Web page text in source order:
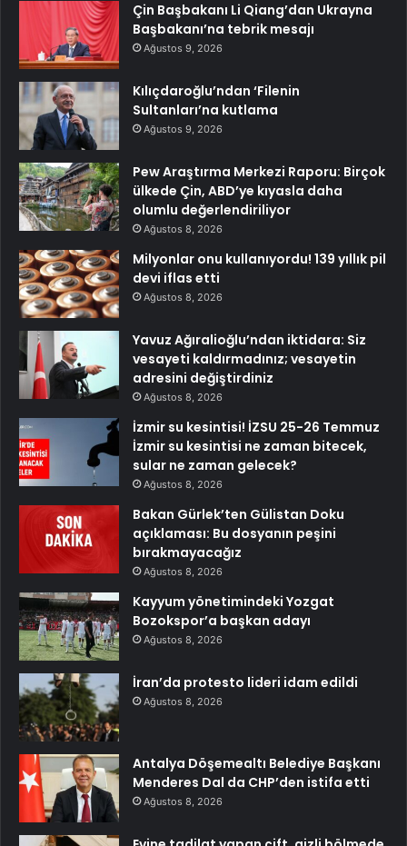
Çin Başbakanı Li Qiang’dan Ukrayna
Başbakanı’na tebrik mesajı
Ağustos 9, 2026
Kılıçdaroğlu’ndan ‘Filenin
Sultanları’na kutlama
Ağustos 9, 2026
Pew Araştırma Merkezi Raporu: Birçok
ülkede Çin, ABD’ye kıyasla daha
olumlu değerlendiriliyor
Ağustos 8, 2026
Milyonlar onu kullanıyordu! 139 yıllık pil
devi iflas etti
Ağustos 8, 2026
Yavuz Ağıralioğlu’ndan iktidara: Siz
vesayeti kaldırmadınız; vesayetin
adresini değiştirdiniz
Ağustos 8, 2026
İzmir su kesintisi! İZSU 25-26 Temmuz
İzmir su kesintisi ne zaman bitecek,
sular ne zaman gelecek?
Ağustos 8, 2026
Bakan Gürlek’ten Gülistan Doku
açıklaması: Bu dosyanın peşini
bırakmayacağız
Ağustos 8, 2026
Kayyum yönetimindeki Yozgat
Bozokspor’a başkan adayı
Ağustos 8, 2026
İran’da protesto lideri idam edildi
Ağustos 8, 2026
Antalya Döşemealtı Belediye Başkanı
Menderes Dal da CHP’den istifa etti
Ağustos 8, 2026